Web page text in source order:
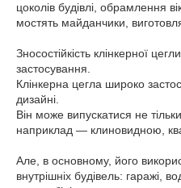
цоколів будівлі, обрамлення
мостять майданчики,
Зносостійкість клінкерної
застосування.
Клінкерна цегла широко
дизайні.
Він може випускатися не
наприклад — клиновидною,
Але, в основному, його
внутрішніх будівель: гаражі,